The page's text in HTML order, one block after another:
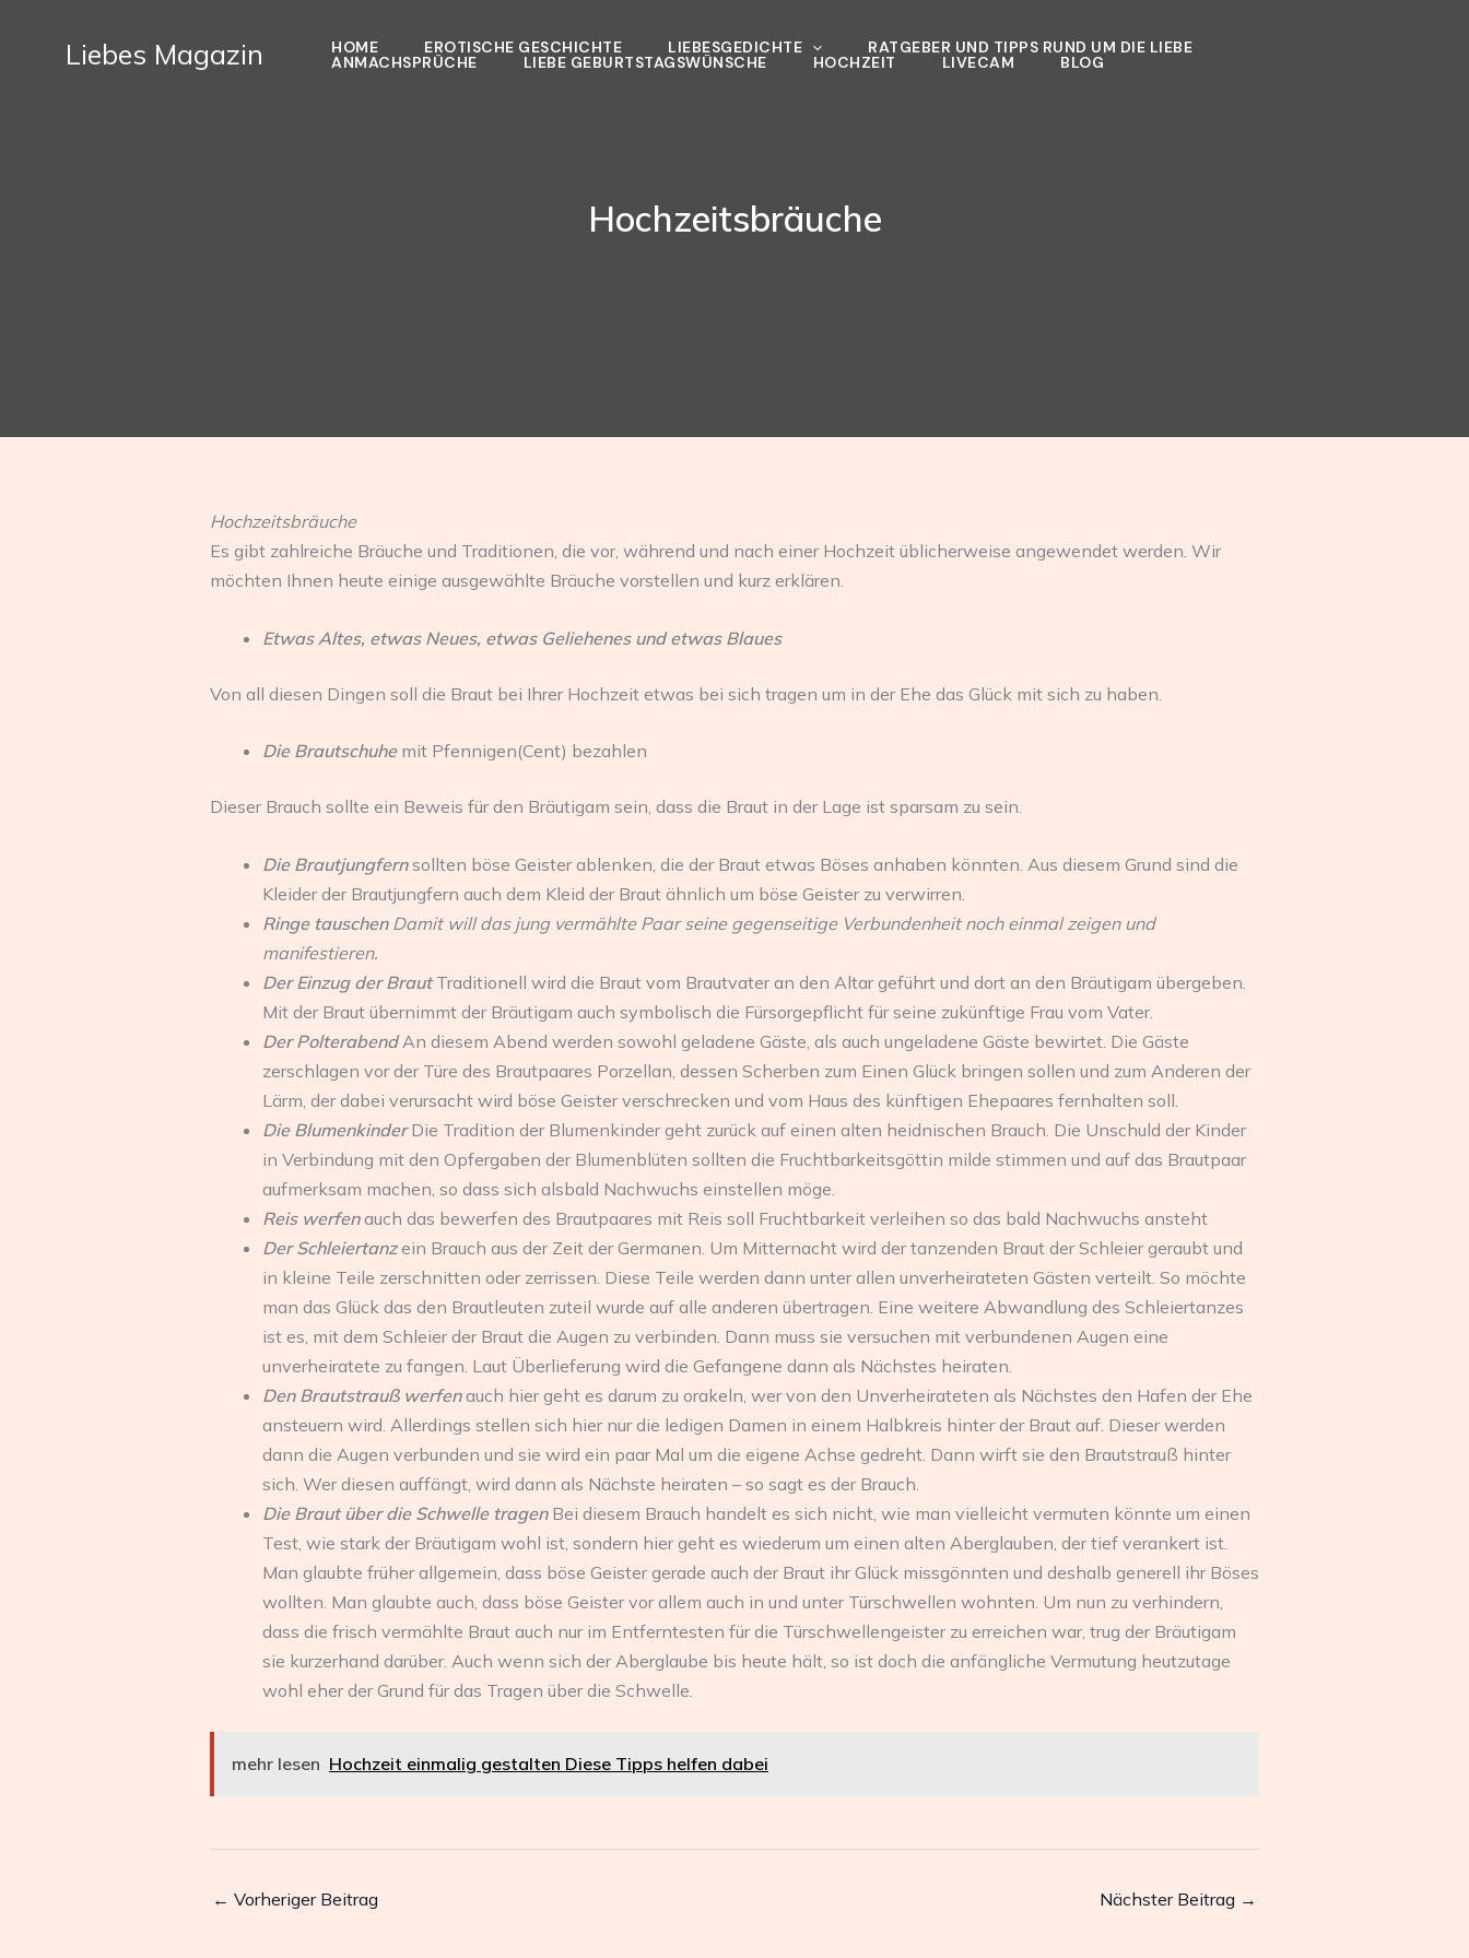
Liebes Magazin HOME EROTISCHE GESCHICHTE LIEBESGEDICHTE RATGEBER UND TIPPS RUND UM DIE LIEBE
ANMACHSPRÜCHE LIEBE GEBURTSTAGSWÜNSCHE HOCHZEIT LIVECAM BLOG
Hochzeitsbräuche
Hochzeitsbräuche
Es gibt zahlreiche Bräuche und Traditionen, die vor, während und nach einer Hochzeit üblicherweise angewendet werden. Wir
möchten Ihnen heute einige ausgewählte Bräuche vorstellen und kurz erklären.
Etwas Altes, etwas Neues, etwas Geliehenes und etwas Blaues
Von all diesen Dingen soll die Braut bei Ihrer Hochzeit etwas bei sich tragen um in der Ehe das Glück mit sich zu haben.
Die Brautschuhemit Pfennigen(Cent) bezahlen
Dieser Brauch sollte ein Beweis für den Bräutigam sein, dass die Braut in der Lage ist sparsam zu sein.
Die Brautjungfernsollten böse Geister ablenken, die der Braut etwas Böses anhaben könnten. Aus diesem Grund sind die
Kleider der Brautjungfern auch dem Kleid der Braut ähnlich um böse Geister zu verwirren.
Ringe tauschenDamit will das jung vermählte Paar seine gegenseitige Verbundenheit noch einmal zeigen und
manifestieren.
Der Einzug der BrautTraditionell wird die Braut vom Brautvater an den Altar geführt und dort an den Bräutigam übergeben.
Mit der Braut übernimmt der Bräutigam auch symbolisch die Fürsorgepflicht für seine zukünftige Frau vom Vater.
Der PolterabendAn diesem Abend werden sowohl geladene Gäste, als auch ungeladene Gäste bewirtet. Die Gäste
zerschlagen vor der Türe des Brautpaares Porzellan, dessen Scherben zum Einen Glück bringen sollen und zum Anderen der
Lärm, der dabei verursacht wird böse Geister verschrecken und vom Haus des künftigen Ehepaares fernhalten soll.
Die BlumenkinderDie Tradition der Blumenkinder geht zurück auf einen alten heidnischen Brauch. Die Unschuld der Kinder
in Verbindung mit den Opfergaben der Blumenblüten sollten die Fruchtbarkeitsgöttin milde stimmen und auf das Brautpaar
aufmerksam machen, so dass sich alsbald Nachwuchs einstellen möge.
Reis werfenauch das bewerfen des Brautpaares mit Reis soll Fruchtbarkeit verleihen so das bald Nachwuchs ansteht
Der Schleiertanzein Brauch aus der Zeit der Germanen. Um Mitternacht wird der tanzenden Braut der Schleier geraubt und
in kleine Teile zerschnitten oder zerrissen. Diese Teile werden dann unter allen unverheirateten Gästen verteilt. So möchte
man das Glück das den Brautleuten zuteil wurde auf alle anderen übertragen. Eine weitere Abwandlung des Schleiertanzes
ist es, mit dem Schleier der Braut die Augen zu verbinden. Dann muss sie versuchen mit verbundenen Augen eine
unverheiratete zu fangen. Laut Überlieferung wird die Gefangene dann als Nächstes heiraten.
Den Brautstrauß werfenauch hier geht es darum zu orakeln, wer von den Unverheirateten als Nächstes den Hafen der Ehe
ansteuern wird. Allerdings stellen sich hier nur die ledigen Damen in einem Halbkreis hinter der Braut auf. Dieser werden
dann die Augen verbunden und sie wird ein paar Mal um die eigene Achse gedreht. Dann wirft sie den Brautstrauß hinter
sich. Wer diesen auffängt, wird dann als Nächste heiraten – so sagt es der Brauch.
Die Braut über die Schwelle tragen Bei diesem Brauch handelt es sich nicht, wie man vielleicht vermuten könnte um einen
Test, wie stark der Bräutigam wohl ist, sondern hier geht es wiederum um einen alten Aberglauben, der tief verankert ist.
Man glaubte früher allgemein, dass böse Geister gerade auch der Braut ihr Glück missgönnten und deshalb generell ihr Böses
wollten. Man glaubte auch, dass böse Geister vor allem auch in und unter Türschwellen wohnten. Um nun zu verhindern,
dass die frisch vermählte Braut auch nur im Entferntesten für die Türschwellengeister zu erreichen war, trug der Bräutigam
sie kurzerhand darüber. Auch wenn sich der Aberglaube bis heute hält, so ist doch die anfängliche Vermutung heutzutage
wohl eher der Grund für das Tragen über die Schwelle.
mehr lesen Hochzeit einmalig gestalten Diese Tipps helfen dabei
← Vorheriger Beitrag Nächster Beitrag →